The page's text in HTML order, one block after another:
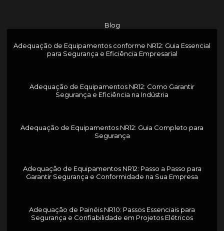
Blog
Adequação de Equipamentos conforme NR12: Guia Essencial
para Segurança e Eficiência Empresarial
Adequação de Equipamentos NR12: Como Garantir
Segurança e Eficiência na Indústria
Adequação de Equipamentos NR12: Guia Completo para
Segurança
Adequação de Equipamentos NR12: Passo a Passo para
Garantir Segurança e Conformidade na Sua Empresa
Adequação de Painéis NR10: Passos Essenciais para
Segurança e Confiabilidade em Projetos Elétricos